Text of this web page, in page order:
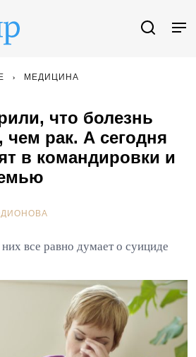
МЕДИЦИНА
что болезнь
чем рак. А сегодня
в командировки и
все равно думает о суициде